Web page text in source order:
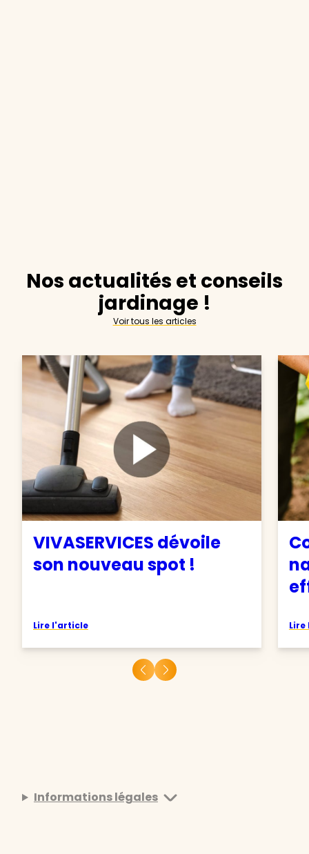
Nos actualités et conseils
jardinage !
Voir tous les articles
VIVASERVICES dévoile
son nouveau spot !
Lire l'article
Informations légales